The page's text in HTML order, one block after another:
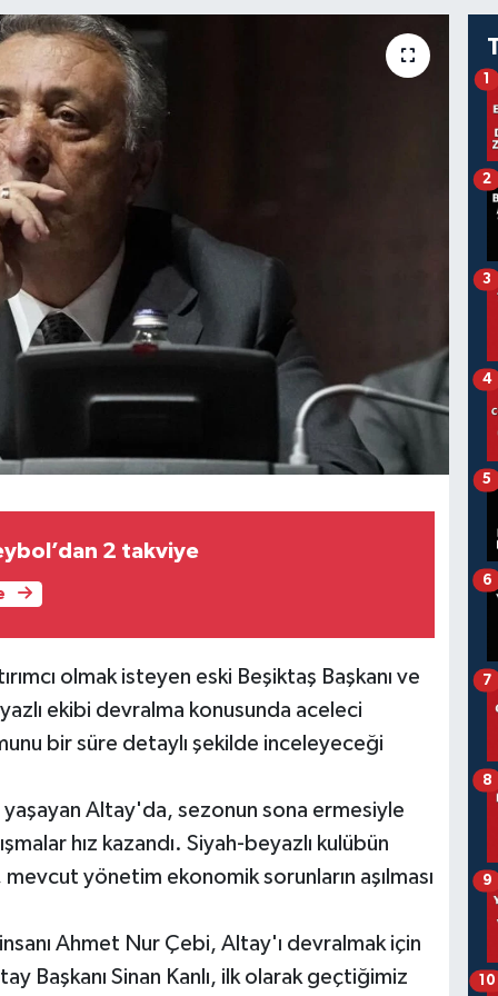
2 takviye
olmak isteyen eski Beşiktaş Başkanı ve
ekibi devralma konusunda aceleci
bir süre detaylı şekilde inceleyeceği
Altay'da, sezonun sona ermesiyle
hız kazandı. Siyah-beyazlı kulübün
yönetim ekonomik sorunların aşılması
Ahmet Nur Çebi, Altay'ı devralmak için
Başkanı Sinan Kanlı, ilk olarak geçtiğimiz
1
2
3
4
5
6
7
8
9
10